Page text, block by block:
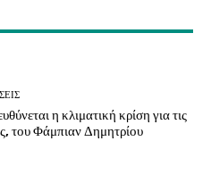
η κλιματική κρίση για τις
του Φάμπιαν Δημητρίου